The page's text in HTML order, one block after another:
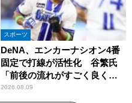
スポーツ
DeNA、エンカーナシオン4番
固定で打線が活性化 谷繁氏
「前後の流れがすごく良くな
りましたね」
2026.08.09